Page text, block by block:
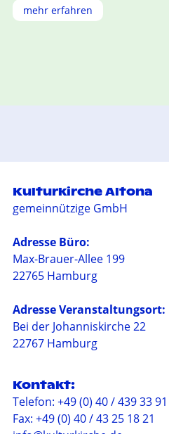
mehr erfahren
Kulturkirche Altona
gemeinnützige GmbH
Adresse Büro:
Max-Brauer-Allee 199
22765 Hamburg
Adresse Veranstaltungsort:
Bei der Johanniskirche 22
22767 Hamburg
Kontakt:
Telefon: +49 (0) 40 / 439 33 91
Fax: +49 (0) 40 / 43 25 18 21